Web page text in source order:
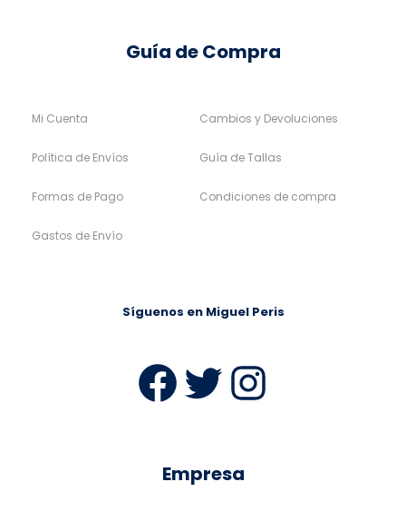
Guía de Compra
Mi Cuenta
Política de Envíos
Formas de Pago
Gastos de Envío
Cambios y Devoluciones
Guía de Tallas
Condiciones de compra
Síguenos en Miguel Peris
Facebook
Twitter
Empresa